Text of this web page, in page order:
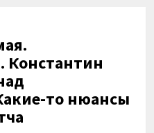
Константин
то нюансы